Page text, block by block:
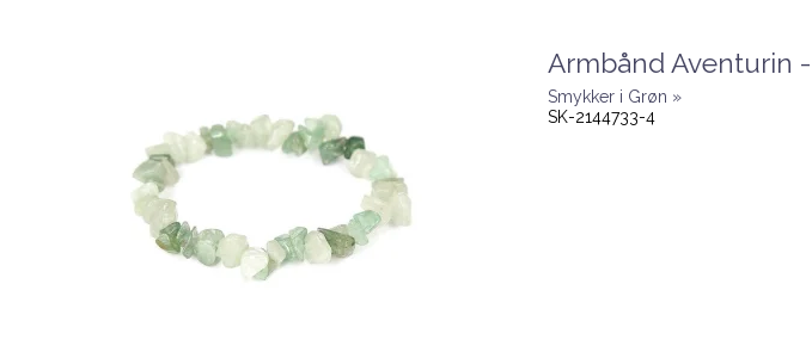
Armbånd Aventurin
Smykker i Grøn »
SK-2144733-4